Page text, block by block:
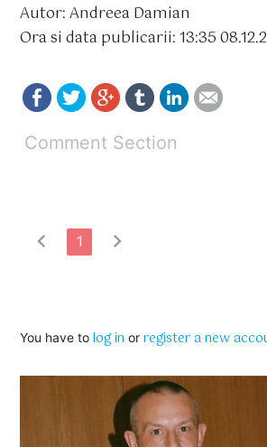
Autor: Andreea Damian
Ora si data publicarii: 13:35
Comment Section
chevron_left 1 chevron_right
You have tolog in orregister a new